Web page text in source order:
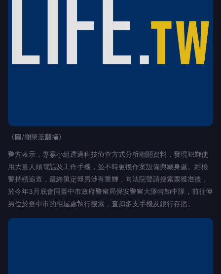
（圖/謝榮浤翻攝）
警方表示，專案小組透過科技偵查方式分析相關資料，發現犯嫌使
用大量人頭電話及工作手機，並不時更換作案設備與藏身處。經檢
警持續追查，最終鎖定傅男涉有重嫌，向法院聲請搜索票獲准後，
於今年3月底會同臺中市政府警察局保安警察大隊特勤中隊，前往傅
男位於臺中市的租屋處執行搜索，查扣多支手機及銀行存摺。